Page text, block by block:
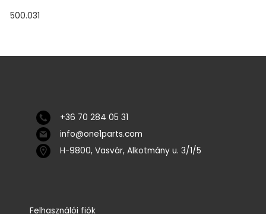
500.031
+36 70 284 05 31
info@one1parts.com
H-9800, Vasvár, Alkotmány u. 3/1/5
Felhasználói fiók